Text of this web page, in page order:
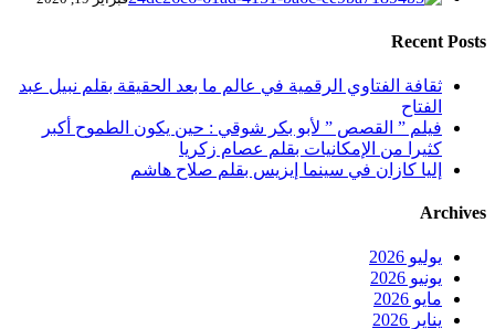
Recent Posts
ثقافة الفتاوي الرقمية في عالم ما بعد الحقيقة بقلم نبيل عبد
الفتاح
فيلم ” القصص ” لأبو بكر شوقي : حين يكون الطموح أكبر
كثيرا من الإمكانيات بقلم عصام زكريا
إليا كازان في سينما إيزيس بقلم صلاح هاشم
Archives
يوليو 2026
يونيو 2026
مايو 2026
يناير 2026